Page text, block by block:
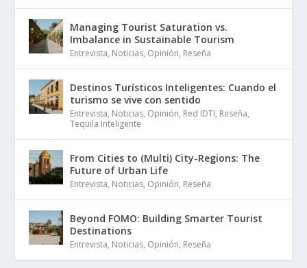
Managing Tourist Saturation vs.
Imbalance in Sustainable Tourism
Entrevista, Noticias, Opinión, Reseña
Destinos Turísticos Inteligentes: Cuando el
turismo se vive con sentido
Entrevista, Noticias, Opinión, Red IDTI, Reseña,
Tequila Inteligente
From Cities to (Multi) City-Regions: The
Future of Urban Life
Entrevista, Noticias, Opinión, Reseña
Beyond FOMO: Building Smarter Tourist
Destinations
Entrevista, Noticias, Opinión, Reseña